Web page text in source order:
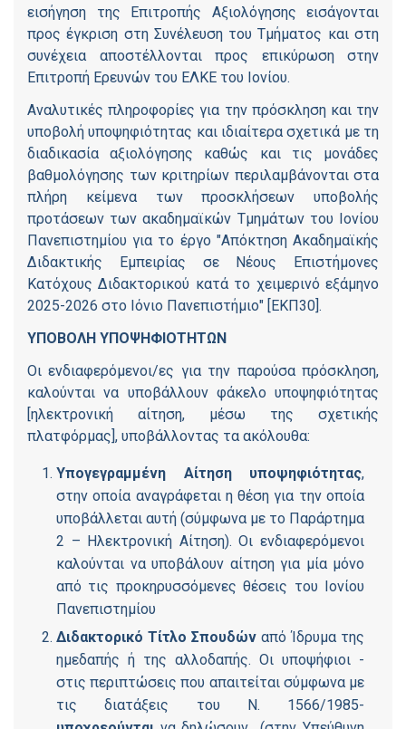
εισήγηση της Επιτροπής Αξιολόγησης εισάγονται
προς έγκριση στη Συνέλευση του Τμήματος και στη
συνέχεια αποστέλλονται προς επικύρωση στην
Επιτροπή Ερευνών του ΕΛΚΕ του Ιονίου.
Αναλυτικές πληροφορίες για την πρόσκληση και την
υποβολή υποψηφιότητας και ιδιαίτερα σχετικά με τη
διαδικασία αξιολόγησης καθώς και τις μονάδες
βαθμολόγησης των κριτηρίων περιλαμβάνονται στα
πλήρη κείμενα των προσκλήσεων υποβολής
προτάσεων των ακαδημαϊκών Τμημάτων του Ιονίου
Πανεπιστημίου για το έργο "Απόκτηση Ακαδημαϊκής
Διδακτικής Εμπειρίας σε Νέους Επιστήμονες
Κατόχους Διδακτορικού κατά το χειμερινό εξάμηνο
2025-2026 στο Ιόνιο Πανεπιστήμιο" [ΕΚΠ30].
ΥΠΟΒΟΛΗ ΥΠΟΨΗΦΙΟΤΗΤΩΝ
Οι ενδιαφερόμενοι/ες για την παρούσα πρόσκληση,
καλούνται να υποβάλλουν φάκελο υποψηφιότητας
[ηλεκτρονική αίτηση, μέσω της σχετικής
πλατφόρμας], υποβάλλοντας τα ακόλουθα:
Υπογεγραμμένη Αίτηση υποψηφιότητας,
στην οποία αναγράφεται η θέση για την οποία
υποβάλλεται αυτή (σύμφωνα με το Παράρτημα
2 – Ηλεκτρονική Αίτηση). Οι ενδιαφερόμενοι
καλούνται να υποβάλουν αίτηση για μία μόνο
από τις προκηρυσσόμενες θέσεις του Ιονίου
Πανεπιστημίου
Διδακτορικό Τίτλο Σπουδών από Ίδρυμα της
ημεδαπής ή της αλλοδαπής. Οι υποψήφιοι -
στις περιπτώσεις που απαιτείται σύμφωνα με
τις διατάξεις του Ν. 1566/1985-